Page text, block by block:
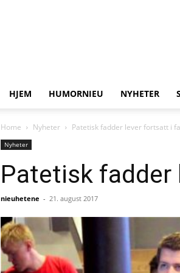
HJEM HUMORNIEU NYHETER
Home Nyheter Patetisk fadder lever fortsatt i
Nyheter
Patetisk
nieuhetene - 21. august 2017